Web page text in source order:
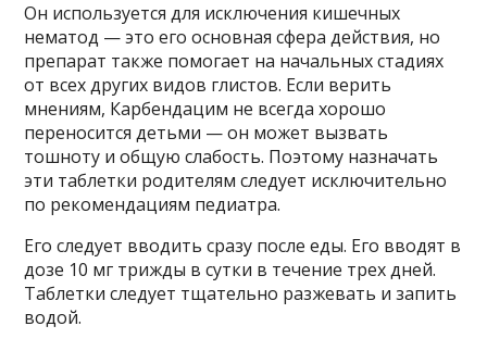
Он используется для исключения кишечных
нематод — это его основная сфера действия, но
препарат также помогает на начальных стадиях
от всех других видов глистов. Если верить
мнениям, Карбендацим не всегда хорошо
переносится детьми — он может вызвать
тошноту и общую слабость. Поэтому назначать
эти таблетки родителям следует исключительно
по рекомендациям педиатра.
Его следует вводить сразу после еды. Его вводят в
дозе 10 мг трижды в сутки в течение трех дней.
Таблетки следует тщательно разжевать и запить
водой.